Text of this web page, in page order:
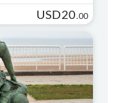
USD20.00